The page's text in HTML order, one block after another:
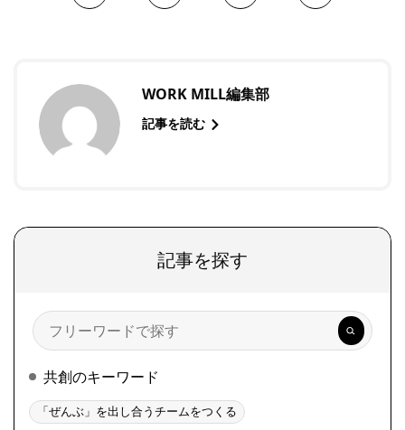
WORK MILL編集部
記事を読む
記事を探す
検
索
共創のキーワード
「ぜんぶ」を出し合うチームをつくる